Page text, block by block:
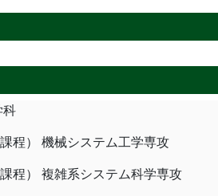
科
程） 機械システム工学専攻
程） 複雑系システム科学専攻